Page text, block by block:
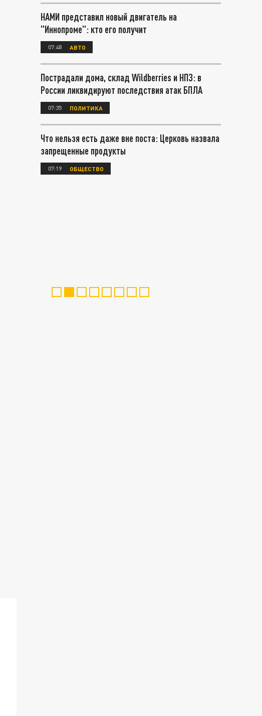
НАМИ представил новый двигатель на
"Иннопроме": кто его получит
07:48 АВТО
Пострадали дома, склад Wildberries и НПЗ: в
России ликвидируют последствия атак БПЛА
07:35 ПОЛИТИКА
Что нельзя есть даже вне поста: Церковь назвала
запрещенные продукты
07:19 ОБЩЕСТВО